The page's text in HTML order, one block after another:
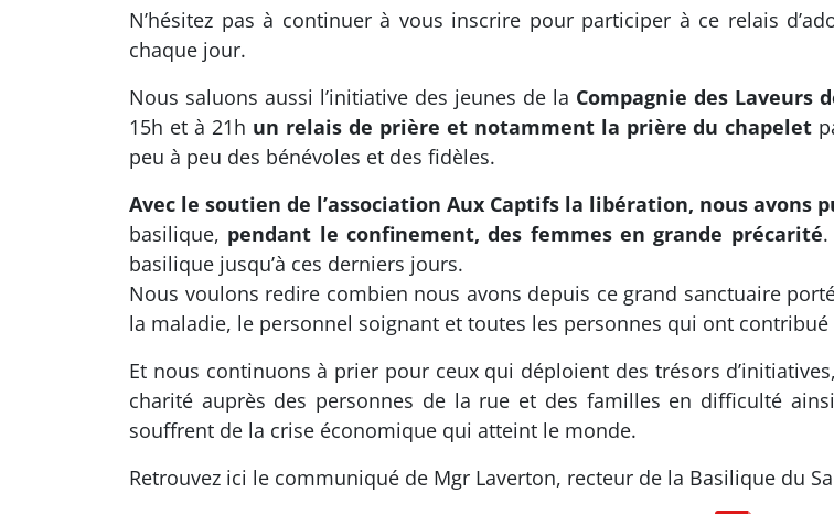
N’hésitez pas à continuer à vous inscrire pour participer à ce relais
chaque jour.
Nous saluons aussi l’initiative des jeunes de la Compagnie des Laveurs
15h et à 21h un relais de prière et notamment la prière du chapelet
peu à peu des bénévoles et des fidèles.
Avec le soutien de l’association Aux Captifs la libération, nous avons
basilique, pendant le confinement, des femmes en grande précarité.
basilique jusqu’à ces derniers jours.
Nous voulons redire combien nous avons depuis ce grand sanctuaire
la maladie, le personnel soignant et toutes les personnes qui ont
Et nous continuons à prier pour ceux qui déploient des trésors
charité auprès des personnes de la rue et des familles en difficulté
souffrent de la crise économique qui atteint le monde.
Retrouvez ici le communiqué de Mgr Laverton, recteur de la Basilique du